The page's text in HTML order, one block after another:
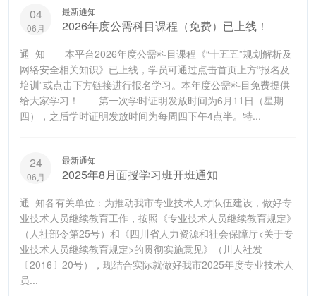
04
06月
最新通知
2026年度公需科目课程（免费）已上线！
通 知 本平台2026年度公需科目课程《“十五五”规划解析及
网络安全相关知识》已上线，学员可通过点击首页上方“报名及
培训”或点击下方链接进行报名学习。本年度公需科目免费提供
给大家学习！ 第一次学时证明发放时间为6月11日（星期
四），之后学时证明发放时间为每周四下午4点半。特...
24
06月
最新通知
2025年8月面授学习班开班通知
通 知各有关单位：为推动我市专业技术人才队伍建设，做好专
业技术人员继续教育工作，按照《专业技术人员继续教育规定》
（人社部令第25号）和《四川省人力资源和社会保障厅<关于专
业技术人员继续教育规定>的贯彻实施意见》（川人社发
〔2016〕20号），现结合实际就做好我市2025年度专业技术人
员...